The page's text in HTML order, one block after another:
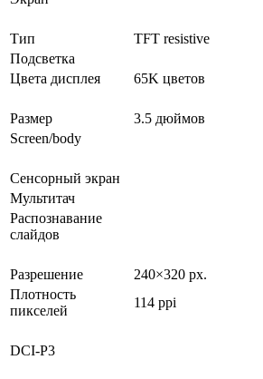
Тип
TFT resistive
Подсветка
Цвета дисплея
65K цветов
Размер
3.5 дюймов
Screen/body
Сенсорный экран
Мультитач
Распознавание
слайдов
Разрешение
240×320 px.
Плотность
пикселей
114 ppi
DCI-P3